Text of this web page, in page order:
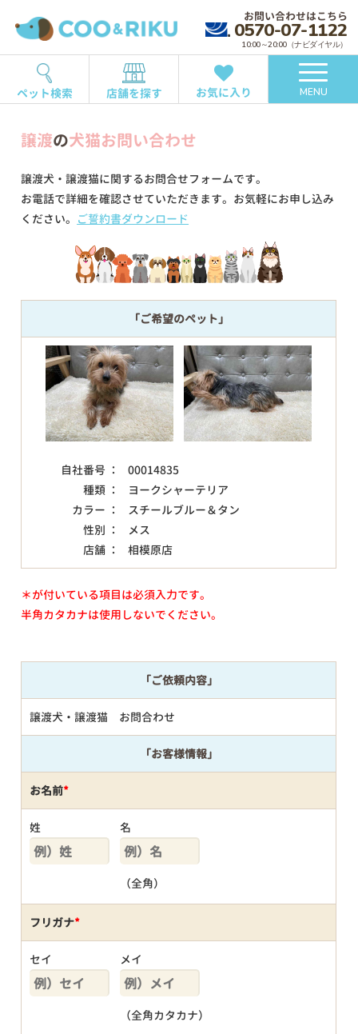
お問い合わせはこちら
0570-07-1122
10:00～20:00（ナビダイヤル）
ペット検索 店舗を探す お気に入り MENU
譲渡の犬猫お問い合わせ
譲渡犬・譲渡猫に関するお問合せフォームです。
お電話で詳細を確認させていただきます。お気軽にお申し込み
ください。 ご誓約書ダウンロード
「ご希望のペット」
自社番号 ：
00014835
種類 ：
ヨークシャーテリア
カラー ：
スチールブルー＆タン
性別 ：
メス
店舗 ：
相模原店
＊が付いている項目は必須入力です。
半角カタカナは使用しないでください。
「ご依頼内容」
譲渡犬・譲渡猫 お問合わせ
「お客様情報」
お名前*
姓 名
（全角）
フリガナ*
セイ メイ
（全角カタカナ）